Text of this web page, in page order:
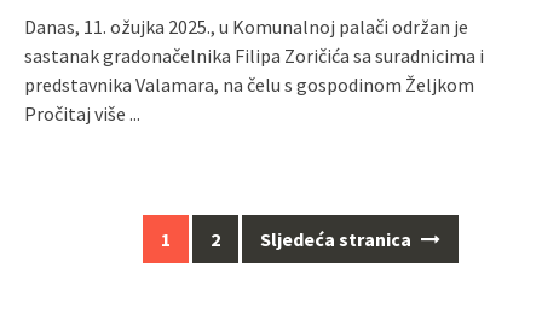
Danas, 11. ožujka 2025., u Komunalnoj palači održan je
sastanak gradonačelnika Filipa Zoričića sa suradnicima i
predstavnika Valamara, na čelu s gospodinom Željkom
Pročitaj više ...
1 2 Sljedeća stranica